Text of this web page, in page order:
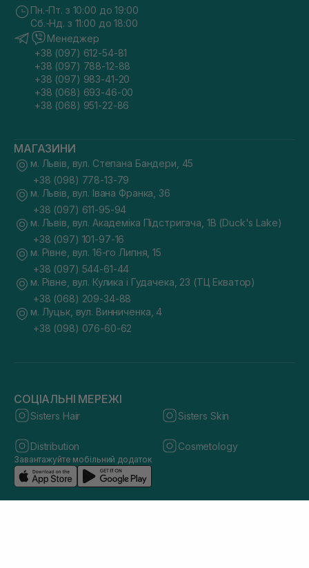
Пн.-Пт. з 10:00 до 19:00
Сб.-Нд. з 11:00 до 18:00
Менеджер
+38 (097) 612-54-81
+38 (097) 788-12-88
+38 (097) 983-41-20
+38 (068) 693-46-00
+38 (068) 951-22-86
МАГАЗИНИ
м. Львів, вул. Степана Бандери, 45
+38 (098) 778-13-79
м. Львів, вул. Івана Франка, 36
+38 (097) 611-95-94
м. Львів, вул. Академіка Підстригача, 1В (Duck's Lake)
+38 (097) 101-97-16
м. Рівне, вул. 16-го Липня, 15
+38 (097) 544-61-44
м. Рівне, вул. Кулика і Гудачека, 23 (ТЦ Екватор)
+38 (068) 209-34-88
м. Луцьк, вул. Винниченка, 4
+38 (098) 076-60-62
СОЦІАЛЬНІ МЕРЕЖІ
Sisters Hair Sisters Skin
Distribution Cosmetology
Завантажуйте мобільний додаток